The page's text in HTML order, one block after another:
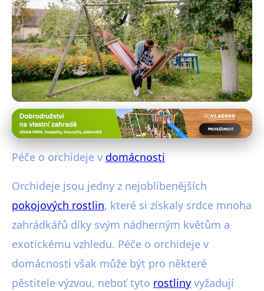
Pěstování rostlin v interiéru
Jak pečovat o orchideje doma:
31. 7. 2025 · 4 min čtení · Autor: Adéla Šrámková
Péče o orchideje v domácnosti
Orchideje jsou jedny z nejoblíbenějších
pokojových rostlin, které si získaly srdce mnoha
zahrádkářů díky svým nádherným květům a
exotickému vzhledu. Péče o orchideje v
domácnosti však může být pro některé
pěstitele výzvou, neboť tyto rostliny vyžadují